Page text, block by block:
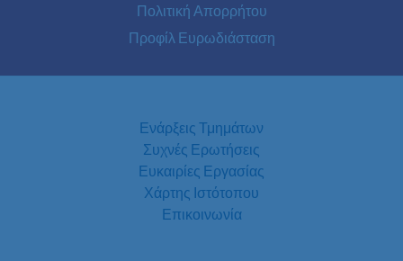
Πολιτική Απορρήτου
Προφίλ Ευρωδιάσταση
Ενάρξεις Τμημάτων
Συχνές Ερωτήσεις
Ευκαιρίες Εργασίας
Χάρτης Ιστότοπου
Επικοινωνία